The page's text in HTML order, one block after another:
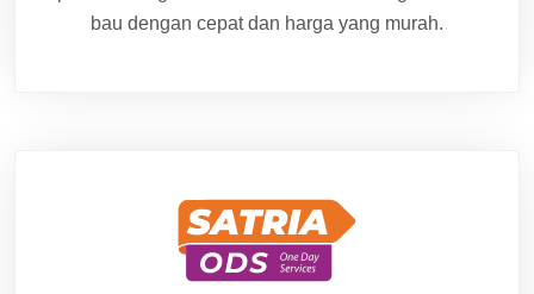
bau dengan cepat dan harga yang murah.